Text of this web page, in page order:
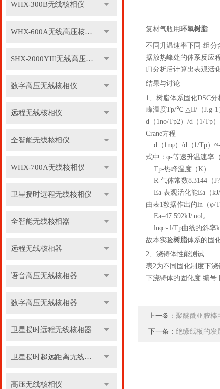
WHX-300B无线核相仪
WHX-600A无线高压核相仪
SHX-2000YIII无线高压核相仪
数字高压无线核相仪
远程无线核相仪
全智能无线核相仪
WHX-700A无线核相仪
卫星授时远程无线核相仪
全智能无线核相器
远程无线核相器
语音高压无线核相器
数字高压无线核相器
卫星授时远程无线核相器
卫星授时超远距离无线核相器
高压无线核相仪
复材气瓶用环氧树脂
不同升温速率下同-组分
据放热峰处的体系反应
归分析后计算出表观活
结果与讨论
1、树脂体系固化DSC
峰温度Tp/℃ △H/（J.g-1
d（1nφ/Tp2）/d（1/Tp
Crane方程
d（1nφ）/d（1/Tp）
式中：φ-等速升温速率
Tp-热峰温度（K）
R-气体常数8.3144（
Ea-表观活化能Ea（
由表1数据作出的ln（φ/
Ea=47.592kJ/mol。
lnφ～l/Tp曲线的斜率
故本实验树脂体系的固
2、浇铸体性能测试
表2为不同固化制度下
下浇铸体的固化度 编号
上一条： 聚醚酰亚胺棒
下一条： 绝缘纸板的发